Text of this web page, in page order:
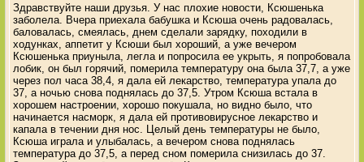
Здравствуйте наши друзья. У нас плохие новости, Ксюшенька
заболела. Вчера приехала бабушка и Ксюша очень радовалась,
баловалась, смеялась, днем сделали зарядку, походили в
ходунках, аппетит у Ксюши был хороший, а уже вечером
Ксюшенька приуныла, легла и попросила ее укрыть, я попробовала
лобик, он был горячий, померила температуру она была 37,7, а уже
через пол часа 38,4, я дала ей лекарство, температура упала до
37, а ночью снова поднялась до 37,5. Утром Ксюша встала в
хорошем настроении, хорошо покушала, но видно было, что
начинается насморк, я дала ей противовирусное лекарство и
капала в течении дня нос. Целый день температуры не было,
Ксюша играла и улыбалась, а вечером снова поднялась
температура до 37,5, а перед сном померила снизилась до 37.